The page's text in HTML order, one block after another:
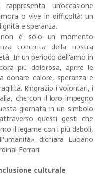
un’occasione
o vive in difficoltà: un
e speranza.
è solo un momento
concreta della nostra
In un periodo dell'anno in
più dolorosa, aprire le
donare calore, speranza e
Ringrazio i volontari, i
che con il loro impegno
giornata in un simbolo
questi gesti che
il legame con i più deboli,
dichiara Luciano
Ferrari.
culturale